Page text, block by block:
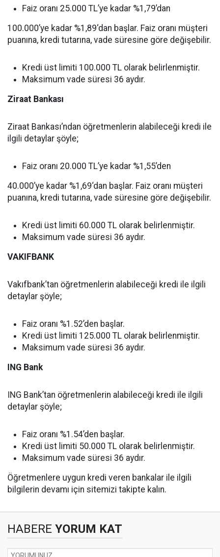
Faiz oranı 25.000 TL’ye kadar %1,79’dan
100.000’ye kadar %1,89‘dan başlar. Faiz oranı müşteri
puanına, kredi tutarına, vade süresine göre değişebilir.
Kredi üst limiti 100.000 TL olarak belirlenmiştir.
Maksimum vade süresi 36 aydır.
Ziraat Bankası
Ziraat Bankası’ndan öğretmenlerin alabileceği kredi ile
ilgili detaylar şöyle;
Faiz oranı 20.000 TL’ye kadar %1,55’den
40.000’ye kadar %1,69‘dan başlar. Faiz oranı müşteri
puanına, kredi tutarına, vade süresine göre değişebilir.
Kredi üst limiti 60.000 TL olarak belirlenmiştir.
Maksimum vade süresi 36 aydır.
VAKIFBANK
Vakıfbank’tan öğretmenlerin alabileceği kredi ile ilgili
detaylar şöyle;
Faiz oranı %1.52’den başlar.
Kredi üst limiti 125.000 TL olarak belirlenmiştir.
Maksimum vade süresi 36 aydır.
ING Bank
ING Bank’tan öğretmenlerin alabileceği kredi ile ilgili
detaylar şöyle;
Faiz oranı %1.54’den başlar.
Kredi üst limiti 50.000 TL olarak belirlenmiştir.
Maksimum vade süresi 36 aydır.
Öğretmenlere uygun kredi veren bankalar ile ilgili
bilgilerin devamı için sitemizi takipte kalın.
HABERE YORUM KAT